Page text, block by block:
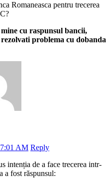
Romaneasca pentru trecerea
cu raspunsul bancii,
problema cu dobanda
AM Reply
intenția de a face trecerea intr-
a fost răspunsul: